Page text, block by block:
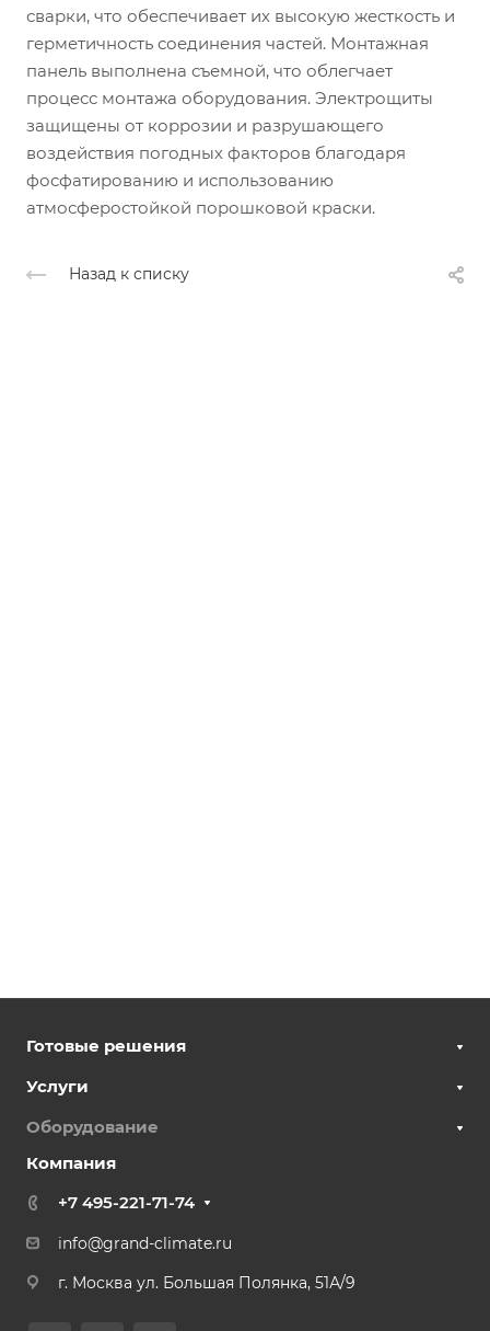
сварки, что обеспечивает их высокую жесткость и
герметичность соединения частей. Монтажная
панель выполнена съемной, что облегчает
процесс монтажа оборудования. Электрощиты
защищены от коррозии и разрушающего
воздействия погодных факторов благодаря
фосфатированию и использованию
атмосферостойкой порошковой краски.
Назад к списку
Готовые решения
Услуги
Оборудование
Компания
+7 495-221-71-74
info@grand-climate.ru
г. Москва ул. Большая Полянка, 51А/9